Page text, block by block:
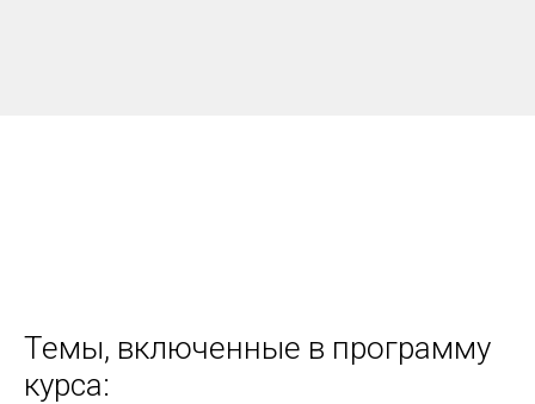
Темы, включенные в программу
курса: